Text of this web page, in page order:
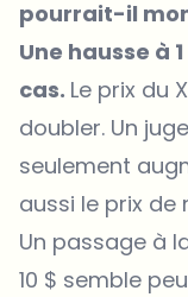
pourrait-il
Une hausse à
cas. Le prix du
doubler. Un
seulement
aussi le prix de
Un passage à
10 $ semble